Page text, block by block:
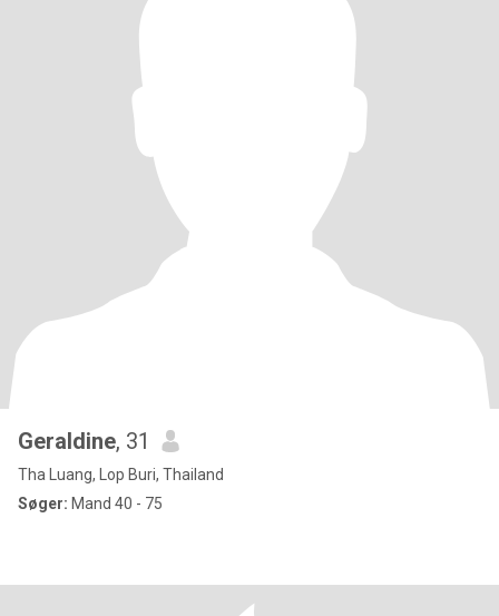
Geraldine, 31
Tha Luang, Lop Buri, Thailand
Søger: Mand 40 - 75